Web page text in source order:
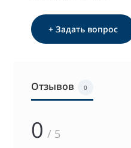
+ Задать вопрос
Отзывов 0
0 / 5